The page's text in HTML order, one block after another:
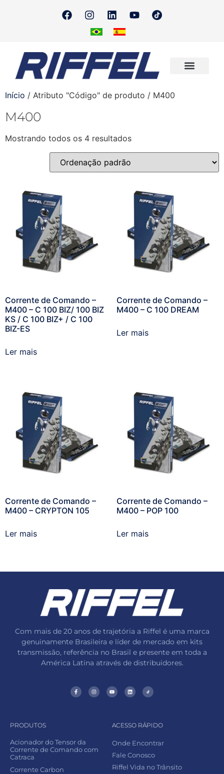
Início / Atributo "Código" de produto / M400
M400
Mostrando todos os 4 resultados
Corrente de Comando –
M400 – C 100 BIZ/ 100 BIZ
KS / C 100 BIZ+ / C 100
BIZ-ES
Ler mais
Corrente de Comando –
M400 – C 100 DREAM
Ler mais
Corrente de Comando –
M400 – CRYPTON 105
Ler mais
Corrente de Comando –
M400 – POP 100
Ler mais
Com mais de 20 anos de trajetória a Riffel é uma marca
genuinamente Brasileira e líder de mercado em kits
transmissão, referência no Brasil e presente em toda a
América Latina através de distribuidores.
PRODUTOS
Acionador do Tensor da
Corrente de Comando com
Catraca
Corrente Carbon
ACESSO RÁPIDO
Onde Encontrar
Fale Conosco
Riffel Vida no Trânsito